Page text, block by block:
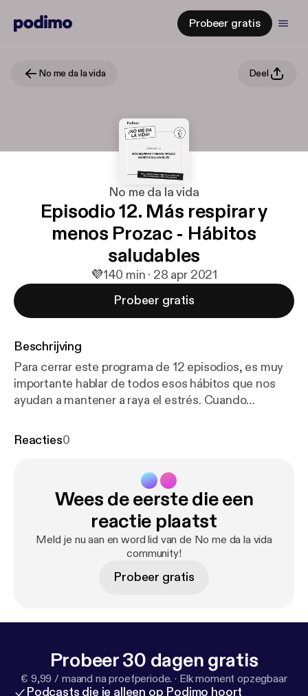
Probeer gratis
No me da la vida Deel
No me da la vida
Episodio 12. Más respirar y
menos Prozac - Hábitos
saludables
💜140 min · 28 apr 2021
Probeer gratis
Beschrijving
Para cerrar este programa de 12 episodios, es muy
importante hablar de todos esos hábitos que nos
ayudan a mantener a raya el estrés. Cuando
a compensarlo. Una alimentación equilibrada, pero
introducir actividad física y entrenar alguna técnica
de desactivación fisiológica (respiración abdominal
o algún tipo de relajación) va a ser el plan perfecto
de acción. Sobre cada uno de esos puntos
hablamos en este episodio. Puedes descargarte el
www.janafernandez.es/nomedalavida Recuerda
@janafr / www.janafernandez.es
Reacties0
Wees de eerste die een
reactie plaatst
Meld je nu aan en word lid van de No me da la vida
community!
Probeer gratis
Probeer 30 dagen gratis
€ 9,99 / maand na proefperiode. · Elk moment opzegbaar
Podcasts die je alleen op Podimo hoort